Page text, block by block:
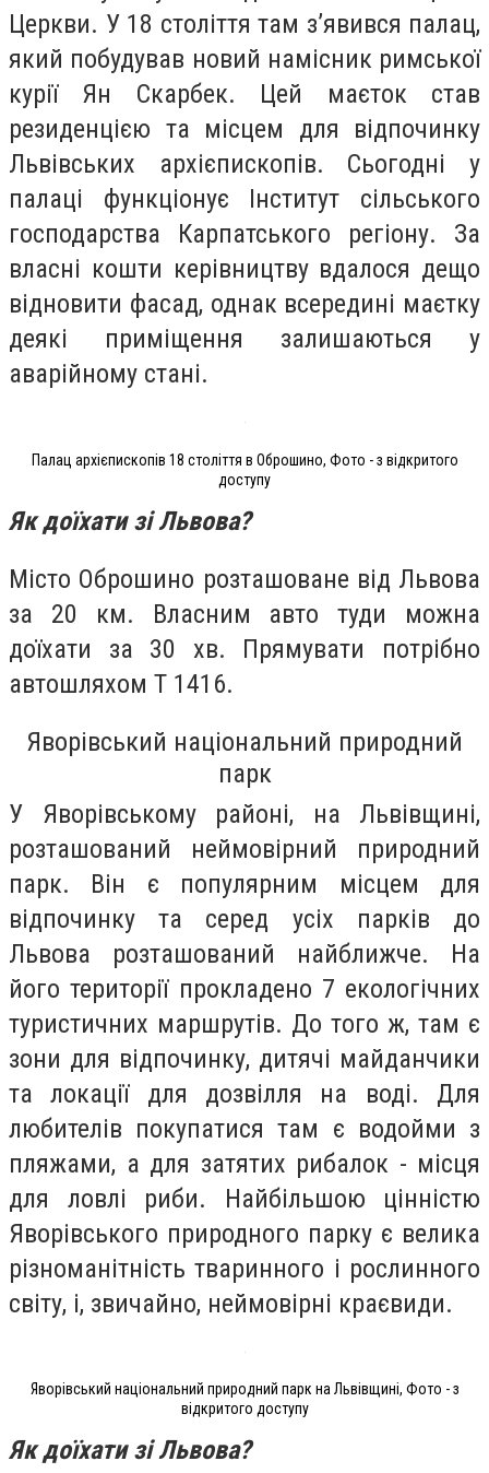
Церкви. У 18 століття там з’явився палац,
який побудував новий намісник римської
курії Ян Скарбек. Цей маєток став
резиденцією та місцем для відпочинку
Львівських архієпископів. Сьогодні у
палаці функціонує Інститут сільського
господарства Карпатського регіону. За
власні кошти керівництву вдалося дещо
відновити фасад, однак всередині маєтку
деякі приміщення залишаються у
аварійному стані.
Палац архієпископів 18 століття в Оброшино, Фото - з відкритого
доступу
Як доїхати зі Львова?
Місто Оброшино розташоване від Львова
за 20 км. Власним авто туди можна
доїхати за 30 хв. Прямувати потрібно
автошляхом Т 1416.
Яворівський національний природний
парк
У Яворівському районі, на Львівщині,
розташований неймовірний природний
парк. Він є популярним місцем для
відпочинку та серед усіх парків до
Львова розташований найближче. На
його території прокладено 7 екологічних
туристичних маршрутів. До того ж, там є
зони для відпочинку, дитячі майданчики
та локації для дозвілля на воді. Для
любителів покупатися там є водойми з
пляжами, а для затятих рибалок - місця
для ловлі риби. Найбільшою цінністю
Яворівського природного парку є велика
різноманітність тваринного і рослинного
світу, і, звичайно, неймовірні краєвиди.
Яворівський національний природний парк на Львівщині, Фото - з
відкритого доступу
Як доїхати зі Львова?